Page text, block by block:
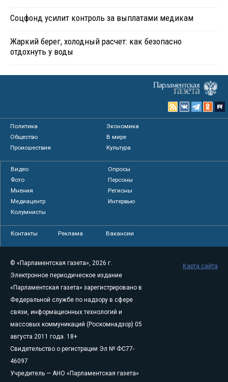
Соцфонд усилит контроль за выплатами медикам
Жаркий берег, холодный расчет: как безопасно
отдохнуть у воды
Политика
Экономика
Общество
В мире
Происшествия
Культура
Видео
Опросы
Фото
Персоны
Мнения
Регионы
Медиацентр
Интервью
Колумнисты
Контакты Реклама Вакансии
© «Парламентская газета», 2026 г.
Электронное периодическое издание
«Парламентская газета» зарегистрировано в
Федеральной службе по надзору в сфере
связи, информационных технологий и
массовых коммуникаций (Роскомнадзор) 05
августа 2011 года. 18+
Свидетельство о регистрации Эл № ФС77-
46097
Учредитель — АНО «Парламентская газета»
Карта сайта